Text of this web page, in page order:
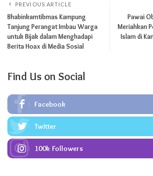
PREVIOUS ARTICLE
Bhabinkamtibmas Kampung
Tanjung Perangat Imbau Warga
untuk Bijak dalam Menghadapi
Berita Hoax di Media Sosial
Pawai
Meriahkan
Islam di
Find Us on Social
Facebook
Twitter
100k Followers